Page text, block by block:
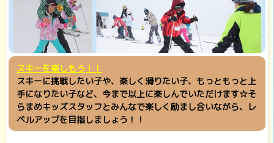
スキーを楽しもう！！
スキーに挑戦したい子や、楽しく滑りたい子、もっともっと上
手になりたい子など、今まで以上に楽しんでいただけます☆そ
らまめキッズスタッフとみんなで楽しく励まし合いながら、レ
ベルアップを目指しましょう！！